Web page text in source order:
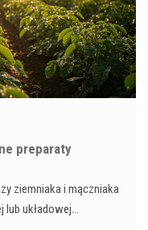
preparaty
ziemniaka i mączniaka
lub układowej…